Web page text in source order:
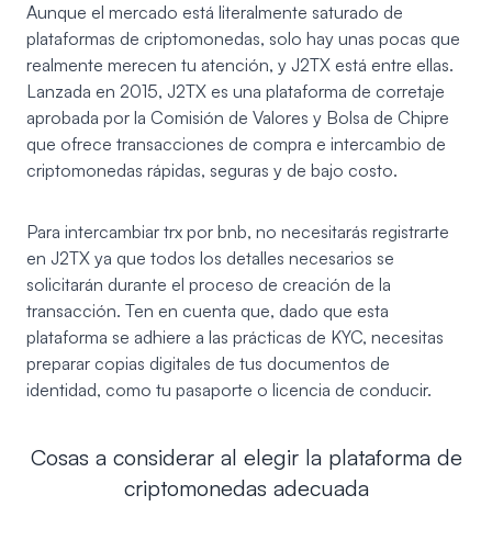
Aunque el mercado está literalmente saturado de
plataformas de criptomonedas, solo hay unas pocas que
realmente merecen tu atención, y J2TX está entre ellas.
Lanzada en 2015, J2TX es una plataforma de corretaje
aprobada por la Comisión de Valores y Bolsa de Chipre
que ofrece transacciones de compra e intercambio de
criptomonedas rápidas, seguras y de bajo costo.
Para intercambiar trx por bnb, no necesitarás registrarte
en J2TX ya que todos los detalles necesarios se
solicitarán durante el proceso de creación de la
transacción. Ten en cuenta que, dado que esta
plataforma se adhiere a las prácticas de KYC, necesitas
preparar copias digitales de tus documentos de
identidad, como tu pasaporte o licencia de conducir.
Cosas a considerar al elegir la plataforma de
criptomonedas adecuada